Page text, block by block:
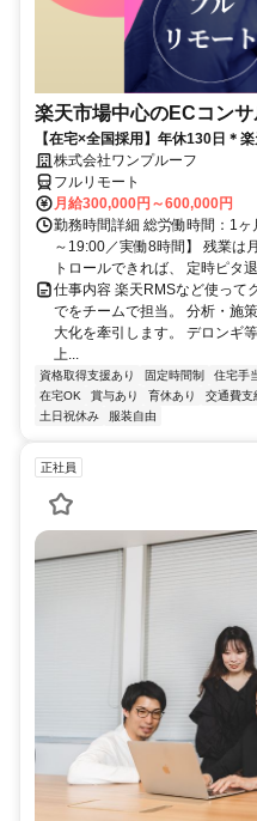
楽天市場中心のECコン
【在宅×全国採用】年休130日＊
株式会社ワンプルーフ
フルリモート
月給300,000円～600,000円
勤務時間詳細 総労働時間：1
～19:00／実働8時間】 残業は
トロールできれば、 定時ピタ
仕事内容 楽天RMSなど使って
でをチームで担当。 分析・施
大化を牽引します。 デロンギ
上...
資格取得支援あり 固定時間制 住宅手
在宅OK
賞与あり 育休あり 交通費支
土日祝休み
服装自由
正社員